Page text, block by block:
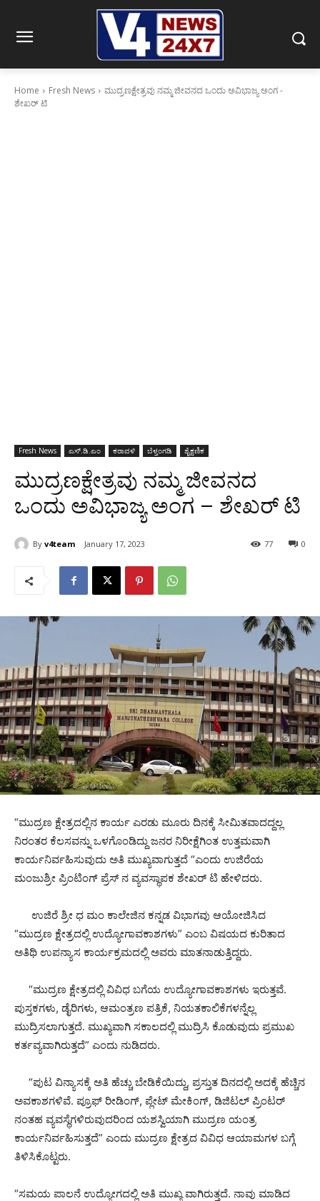
Home Fresh News
ಮುದ್ರಣಕ್ಷೇತ್ರವು ನಮ್ಮ ಜೀವನದ ಒಂದು ಅವಿಭಾಜ್ಯ ಅಂಗ -
ಶೇಖರ್ ಟಿ
Fresh News ಎಸ್‌.ಡಿ.ಎಂ ಕರಾವಳಿ ಬೆಳ್ತಂಗಡಿ ಶೈಕ್ಷಣಿಕ
ಮುದ್ರಣಕ್ಷೇತ್ರವು ನಮ್ಮ ಜೀವನದ
ಒಂದು ಅವಿಭಾಜ್ಯ ಅಂಗ – ಶೇಖರ್ ಟಿ
By v4team January 17, 2023 0
77
“ಮುದ್ರಣ ಕ್ಷೇತ್ರದಲ್ಲಿನ ಕಾರ್ಯ ಎರಡು ಮೂರು ದಿನಕ್ಕೆ ಸೀಮಿತವಾದದ್ದಲ್ಲ
ನಿರಂತರ ಕೆಲಸವನ್ನು ಒಳಗೊಂಡಿದ್ದು ಜನರ ನಿರೀಕ್ಷೆಗಿಂತ ಉತ್ತಮವಾಗಿ
ಕಾರ್ಯನಿರ್ವಹಿಸುವುದು ಅತಿ ಮುಖ್ಯವಾಗುತ್ತದೆ “ಎಂದು ಉಜಿರೆಯ
ಮಂಜುಶ್ರೀ ಪ್ರಿಂಟಿಂಗ್ ಪ್ರೆಸ್ ನ ವ್ಯವಸ್ಥಾಪಕ ಶೇಖರ್ ಟಿ ಹೇಳಿದರು.
ಉಜಿರೆ ಶ್ರೀ ಧ ಮಂ ಕಾಲೇಜಿನ ಕನ್ನಡ ವಿಭಾಗವು ಆಯೋಜಿಸಿದ
“ಮುದ್ರಣ ಕ್ಷೇತ್ರದಲ್ಲಿ ಉದ್ಯೋಗಾವಕಾಶಗಳು” ಎಂಬ ವಿಷಯದ ಕುರಿತಾದ
ಅತಿಥಿ ಉಪನ್ಯಾಸ ಕಾರ್ಯಕ್ರಮದಲ್ಲಿ ಅವರು ಮಾತನಾಡುತ್ತಿದ್ದರು.
“ಮುದ್ರಣ ಕ್ಷೇತ್ರದಲ್ಲಿ ವಿವಿಧ ಬಗೆಯ ಉದ್ಯೋಗಾವಕಾಶಗಳು ಇರುತ್ತವೆ.
ಪುಸ್ತಕಗಳು, ಡೈರಿಗಳು, ಆಮಂತ್ರಣ ಪತ್ರಿಕೆ, ನಿಯತಕಾಲಿಕೆಗಳನ್ನೆಲ್ಲ
ಮುದ್ರಿಸಲಾಗುತ್ತದೆ. ಮುಖ್ಯವಾಗಿ ಸಕಾಲದಲ್ಲಿ ಮುದ್ರಿಸಿ ಕೊಡುವುದು ಪ್ರಮುಖ
ಕರ್ತವ್ಯವಾಗಿರುತ್ತದೆ” ಎಂದು ನುಡಿದರು.
“ಪುಟ ವಿನ್ಯಾಸಕ್ಕೆ ಅತಿ ಹೆಚ್ಚು ಬೇಡಿಕೆಯಿದ್ದು, ಪ್ರಸ್ತುತ ದಿನದಲ್ಲಿ ಅದಕ್ಕೆ ಹೆಚ್ಚಿನ
ಅವಕಾಶಗಳಿವೆ. ಪ್ರೂಫ್ ರೀಡಿಂಗ್, ಪ್ಲೇಟ್ ಮೇಕಿಂಗ್, ಡಿಜಿಟಲ್ ಪ್ರಿಂಟರ್
ನಂತಹ ವ್ಯವಸ್ಥೆಗಳಿರುವುದರಿಂದ ಯಶಸ್ವಿಯಾಗಿ ಮುದ್ರಣ ಯಂತ್ರ
ಕಾರ್ಯನಿರ್ವಹಿಸುತ್ತದೆ” ಎಂದು ಮುದ್ರಣ ಕ್ಷೇತ್ರದ ವಿವಿಧ ಆಯಾಮಗಳ ಬಗ್ಗೆ
ತಿಳಿಸಿಕೊಟ್ಟರು.
“ಸಮಯ ಪಾಲನೆ ಉದ್ಯೋಗದಲ್ಲಿ ಅತಿ ಮುಖ್ಯ ವಾಗಿರುತ್ತದೆ. ನಾವು ಮಾಡಿದ